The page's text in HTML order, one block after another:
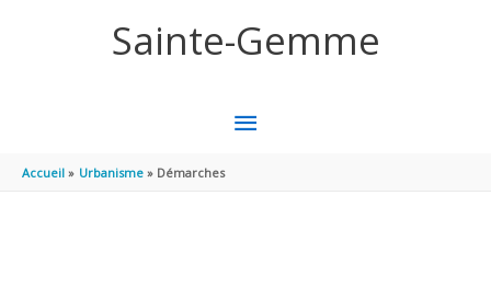
Sainte-Gemme
MENU
Accueil Urbanisme Démarches